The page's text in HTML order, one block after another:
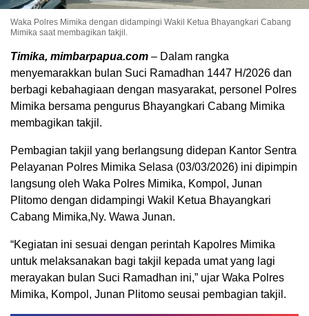
Waka Polres Mimika dengan didampingi Wakil Ketua Bhayangkari Cabang
Mimika saat membagikan takjil.
Timika, mimbarpapua.com – Dalam rangka
menyemarakkan bulan Suci Ramadhan 1447 H/2026 dan
berbagi kebahagiaan dengan masyarakat, personel Polres
Mimika bersama pengurus Bhayangkari Cabang Mimika
membagikan takjil.
Pembagian takjil yang berlangsung didepan Kantor Sentra
Pelayanan Polres Mimika Selasa (03/03/2026) ini dipimpin
langsung oleh Waka Polres Mimika, Kompol, Junan
Plitomo dengan didampingi Wakil Ketua Bhayangkari
Cabang Mimika,Ny. Wawa Junan.
“Kegiatan ini sesuai dengan perintah Kapolres Mimika
untuk melaksanakan bagi takjil kepada umat yang lagi
merayakan bulan Suci Ramadhan ini,” ujar Waka Polres
Mimika, Kompol, Junan Plitomo seusai pembagian takjil.